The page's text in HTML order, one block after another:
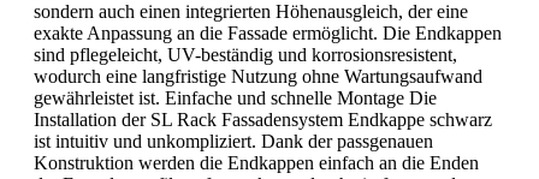
sondern auch einen integrierten Höhenausgleich, der eine
exakte Anpassung an die Fassade ermöglicht. Die Endkappen
sind pflegeleicht, UV-beständig und korrosionsresistent,
wodurch eine langfristige Nutzung ohne Wartungsaufwand
gewährleistet ist. Einfache und schnelle Montage Die
Installation der SL Rack Fassadensystem Endkappe schwarz
ist intuitiv und unkompliziert. Dank der passgenauen
Konstruktion werden die Endkappen einfach an die Enden